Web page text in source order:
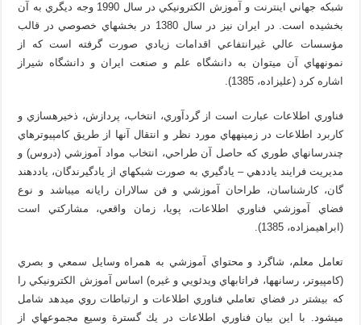
شبكه جهاني اينترنت و آموزش الكترونيكي در سال 1990 وجه ديگري به آن
بخشيده است. در ايران نيز در سال 1380 در بخش­هاي خصوصي در قالب
مؤسسات عالي غيرانتفاعي اقدامات زيادي صورت گرفته است كه از
نمونه­هاي آن مي­توان به دانشگاه علم و صنعت ايران و دانشگاه شيراز
اشاره کرد (علیزاده، 1385).
فناوري اطلاعات عبارت است از گردآوري، انتخاب، پردازش، ذخيره­سازي و
كاربرد اطلاعات در زمينه­هاي مورد نظر و انتقال آنها از طريق كامپيوترهاي
چندرسانه­اي طوري كه حاصل آن طراحي، انتخاب مواد آموزشي (دروس) و
مديريت فرايند ياددهي – يادگيري به صورت شبكه­اي از يادگيرندگان، ياددهند
گان، كارشناسان، طراحان آموزشي و فن سالاران رايانه مي­باشد و نوع
فضاي آموزشي فناوري اطلاعات، پويا، زمان واقعي، مشاركتي است
(ابراهیم­زاده، 1385).
تعامل معلم، شاگرد و محتواي آموزشي به همراه وسايل سمعي و بصري
(كامپيوتر، رسانه­ها، فراتاب­هاي ويدئويي و غيره) اساس آموزش الكترونيكي را
كه بيشتر در فضاي تعاملي فناوري اطلاعات و ارتباطات روي مي­دهد شامل
مي­شود. با اين بيان فناوري اطلاعات در يك گسترة وسيع مجموعه­اي از